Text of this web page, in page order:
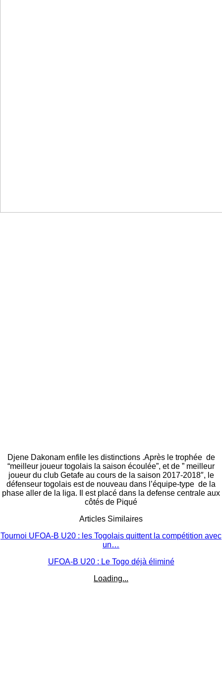
Djene Dakonam enfile les distinctions .Après le trophée de
“meilleur joueur togolais la saison écoulée”, et de ” meilleur
joueur du club Getafe au cours de la saison 2017-2018″, le
défenseur togolais est de nouveau dans l’équipe-type de la
phase aller de la liga. Il est placé dans la defense centrale aux
côtés de Piqué
Articles Similaires
Tournoi UFOA-B U20 : les Togolais quittent la compétition avec
un…
UFOA-B U20 : Le Togo déjà éliminé
Loading...